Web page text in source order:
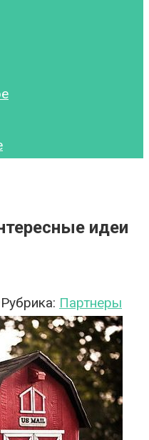
идеи
Рубрика: Партнеры